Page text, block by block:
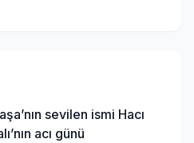
sevilen ismi Hacı
acı günü